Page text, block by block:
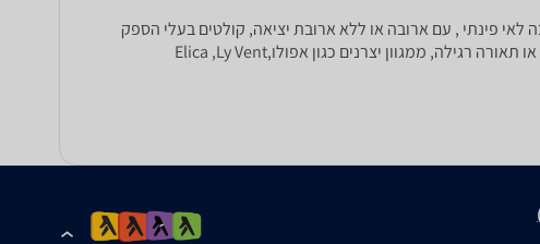
לאי פינתי , עם ארובה או ללא ארובת יציאה, קולטים בעלי הספק
שאיבה 1000 מק"ש, 890 מק"ש, 850 מק"ש, קולטי אדים מניסרוסטה, קולטי אדים מנירוסטה משולבי זכוכית, בעלי תאורת הלוגן או תאורה רגילה, ממגוון יצרנים כגון אפולו,Elica ,Ly Vent